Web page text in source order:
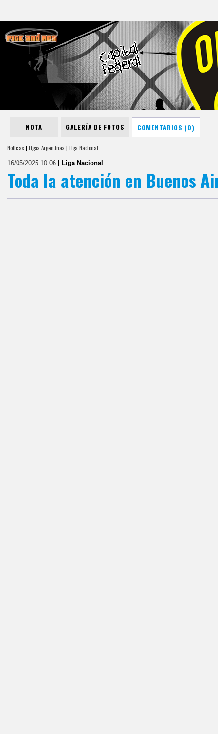
NOTA GALERÍA DE FOTOS COMENTARIOS (0)
Noticias | Ligas Argentinas | Liga Nacional
16/05/2025 10:06 | Liga Nacional
Toda la atención en Buenos